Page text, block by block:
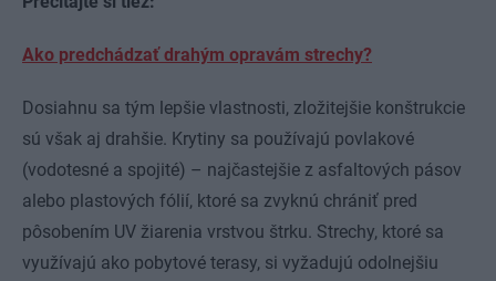
Ako predchádzať drahým opravám strechy?
Dosiahnu sa tým lepšie vlastnosti, zložitejšie konštrukcie
sú však aj drahšie. Krytiny sa používajú povlakové
(vodotesné a spojité) – najčastejšie z asfaltových pásov
alebo plastových fólií, ktoré sa zvyknú chrániť pred
pôsobením UV žiarenia vrstvou štrku. Strechy, ktoré sa
využívajú ako pobytové terasy, si vyžadujú odolnejšiu